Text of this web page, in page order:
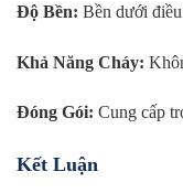
Độ Bền: Bền dưới
Khả Năng Cháy:
Đóng Gói: Cung cấp
Kết Luận